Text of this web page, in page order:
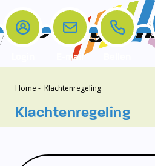
Home
De school
De school
Het team
Opleiding en Stage
Ouders
Ouders
Schooltijden
Contact
Klachten
Contact
Samenwerkingen
Jeugdprofessional
Schoollogopedist
E-mail
Home - Klachtenregeling
Klachtenregeling